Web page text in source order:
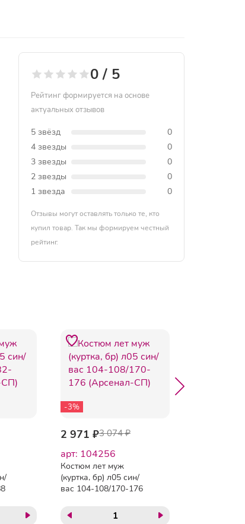
0 / 5
Рейтинг формируется на основе
актуальных отзывов
5 звёзд
0
4 звезды
0
3 звезды
0
2 звезды
0
1 звезда
0
Отзывы могут оставлять только те, кто
купил товар. Так мы формируем честный
рейтинг.
-3%
2 971 ₽3 074 ₽
арт: 104256
Костюм лет муж
(куртка, бр) л05 син/
вас 104-108/170-176